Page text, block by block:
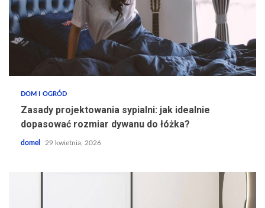
DOM I OGRÓD
Zasady projektowania sypialni: jak idealnie
dopasować rozmiar dywanu do łóżka?
domel 29 kwietnia, 2026